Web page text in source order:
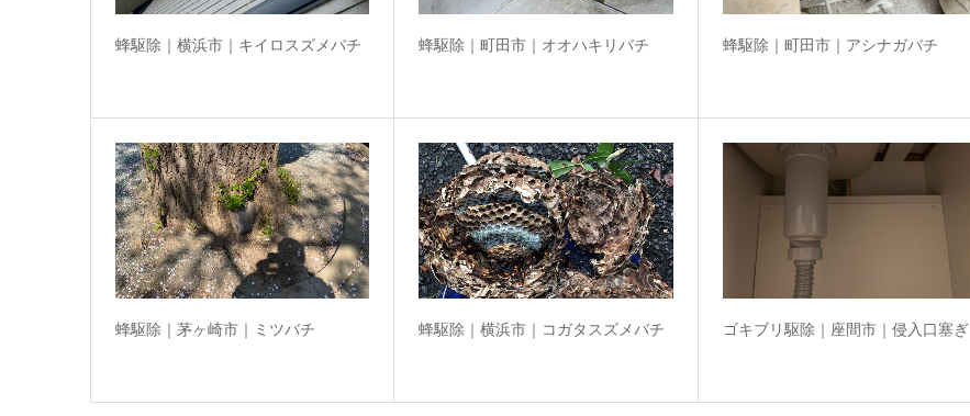
蜂駆除｜横浜市｜キイロスズメバチ 蜂駆除｜町田市｜オオハキリバチ 蜂駆除｜町田市｜アシナガバチ
蜂駆除｜茅ヶ崎市｜ミツバチ 蜂駆除｜横浜市｜コガタスズメバチ ゴキブリ駆除｜座間市｜侵入口塞ぎ